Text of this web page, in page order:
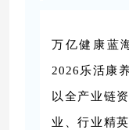
万亿健康蓝
2026乐活康
以全产业链
业、行业精